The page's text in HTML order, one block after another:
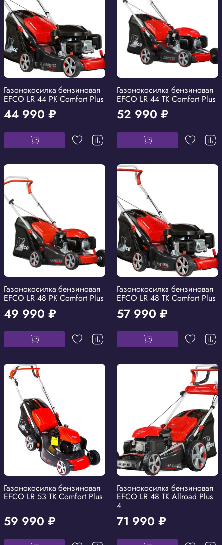
Газонокосилка бензиновая
EFCO LR 44 PK Comfort Plus
44 990 ₽
Газонокосилка бензиновая
EFCO LR 44 TK Comfort Plus
52 990 ₽
Газонокосилка бензиновая
EFCO LR 48 PK Comfort Plus
49 990 ₽
Газонокосилка бензиновая
EFCO LR 48 TK Comfort Plus
57 990 ₽
Газонокосилка бензиновая
EFCO LR 53 TK Comfort Plus
59 990 ₽
Газонокосилка бензиновая
EFCO LR 48 TK Allroad Plus
4
71 990 ₽